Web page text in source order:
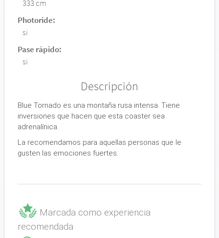
333 cm
Photoride:
si
Pase rápido:
si
Descripción
Blue Tornado es una montaña rusa intensa. Tiene
inversiones que hacen que esta coaster sea
adrenalínica.
La recomendamos para aquellas personas que le
gusten las emociones fuertes.
Marcada como experiencia
recomendada